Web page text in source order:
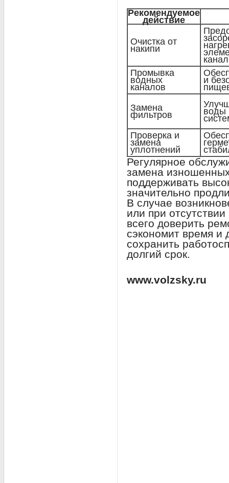
Рекомендуемое
действие
Очистка от
накипи
Промывка
водных
каналов
и
Замена
фильтров воды
Проверка и
замена
уплотнений
Регулярное
замена
поддерживать
значительно
В случае
или при
всего доверить
сэкономит время и
сохранить
долгий срок.
www.volzsky.ru